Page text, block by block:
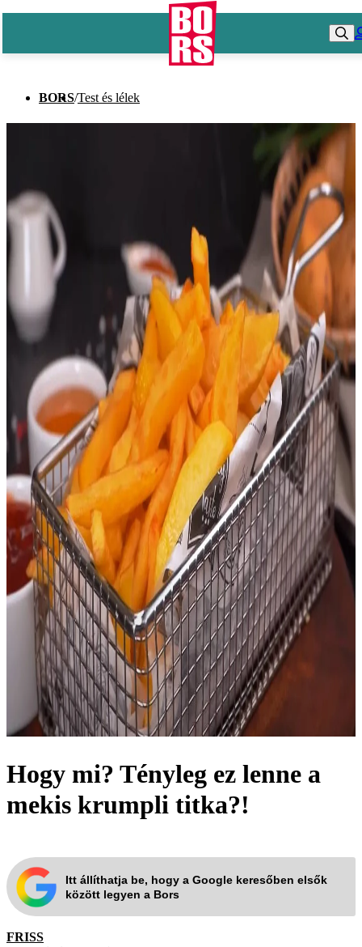
BORS/Test és lélek
Hogy mi? Tényleg ez lenne a
mekis krumpli titka?!
Itt állíthatja be, hogy a Google keresőben elsők
között legyen a Bors
FRISS